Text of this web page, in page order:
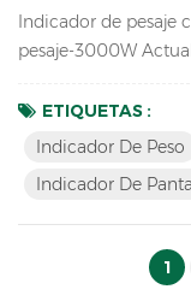
Indicador de pesaje
pesaje-3000W
Resolución de hasta
inventario /
con
ETIQUETAS :
Indicador De Peso
Indicador De
1